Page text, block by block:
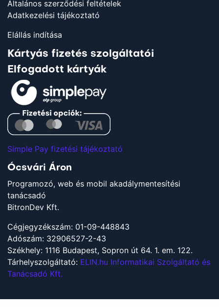
Általános szerződési feltételek
Adatkezelési tájékoztató
Elállás indítása
Kártyás fizetés szolgáltatói
Elfogadott kártyák
Simple Pay fizetési tájékoztató
Ócsvári Áron
Programozó, web és mobil akadálymentesítési
tanácsadó
BitronDev Kft.
Cégjegyzékszám: 01-09-448843
Adószám: 32906527-2-43
Székhely: 1116 Budapest, Sopron út 64. 1. em. 122.
Tárhelyszolgáltató: ELIN.hu Informatikai Szolgáltató és
Tanácsadó Kft.